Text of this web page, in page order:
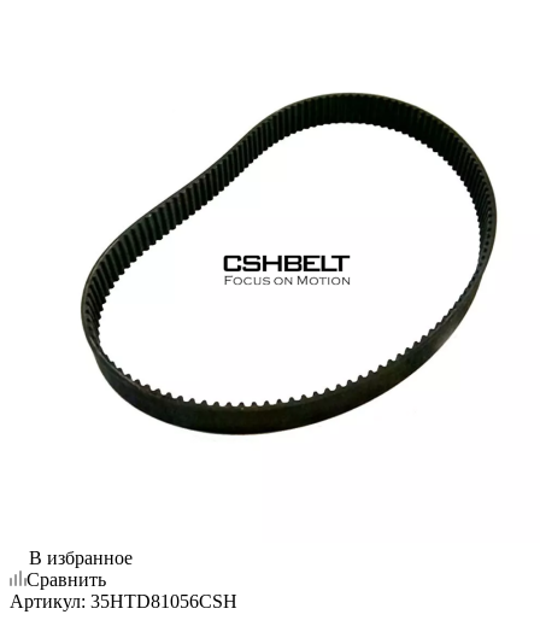
В избранное
Сравнить
Артикул: 35HTD81056CSH